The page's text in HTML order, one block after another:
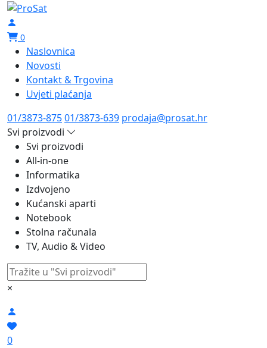
0
Naslovnica
Novosti
Kontakt & Trgovina
Uvjeti plaćanja
01/3873-87501/3873-639 prodaja@prosat.hr
Svi proizvodi
Svi proizvodi
All-in-one
Informatika
Izdvojeno
Kućanski aparti
Notebook
Stolna računala
TV, Audio & Video
×
0